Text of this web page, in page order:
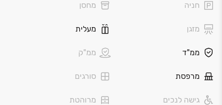
ופנטהאוזים, בתכנון מוקפד ובסטנדרט בנייה גבוה, עם דגש
הפנים לחוץ.
לרשות הדיירים מגוון מתקנים ושירותים, בהם בריכות גג,
תרבות ופנאי — הכול במרחק צעדים, כחלק מתפיסת חיים
חניה מחסן
מזגן מעלית
ממ"ד ממ"ק
מרפסת סורגים
גישה לנכים מרוהטת